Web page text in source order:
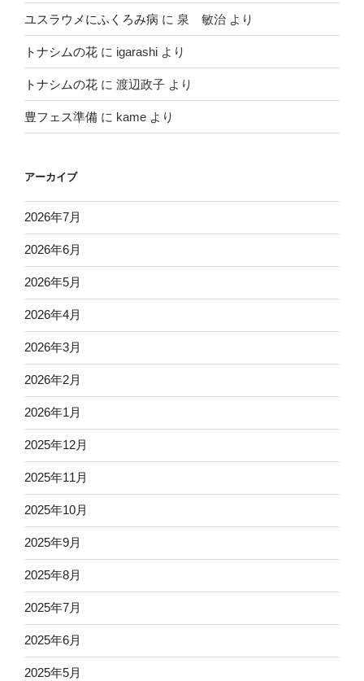
ユスラウメにふくろみ病 に 泉 敏治 より
トナシムの花 に igarashi より
トナシムの花 に 渡辺政子 より
豊フェス準備 に kame より
アーカイブ
2026年7月
2026年6月
2026年5月
2026年4月
2026年3月
2026年2月
2026年1月
2025年12月
2025年11月
2025年10月
2025年9月
2025年8月
2025年7月
2025年6月
2025年5月